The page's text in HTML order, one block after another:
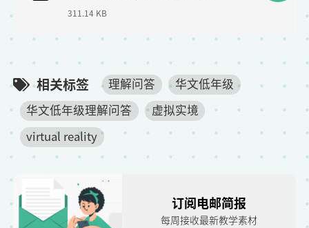
311.14 KB
相关标签 理解问答
华文低年级
华文低年级理解问答
虚拟实境
virtual reality
订阅电邮简报
每周接收最新教学素材